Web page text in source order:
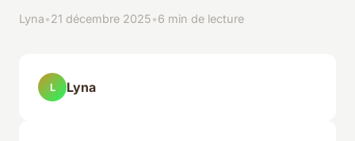
Lyna•21 décembre 2025•6 min de lecture
L Lyna